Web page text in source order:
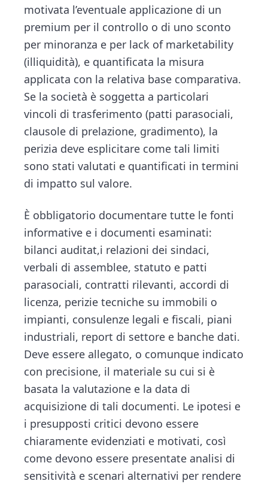
motivata l’eventuale applicazione di un
premium per il controllo o di uno sconto
per minoranza e per lack of marketability
(illiquidità), e quantificata la misura
applicata con la relativa base comparativa.
Se la società è soggetta a particolari
vincoli di trasferimento (patti parasociali,
clausole di prelazione, gradimento), la
perizia deve esplicitare come tali limiti
sono stati valutati e quantificati in termini
di impatto sul valore.
È obbligatorio documentare tutte le fonti
informative e i documenti esaminati:
bilanci auditat,i relazioni dei sindaci,
verbali di assemblee, statuto e patti
parasociali, contratti rilevanti, accordi di
licenza, perizie tecniche su immobili o
impianti, consulenze legali e fiscali, piani
industriali, report di settore e banche dati.
Deve essere allegato, o comunque indicato
con precisione, il materiale su cui si è
basata la valutazione e la data di
acquisizione di tali documenti. Le ipotesi e
i presupposti critici devono essere
chiaramente evidenziati e motivati, così
come devono essere presentate analisi di
sensitività e scenari alternativi per rendere